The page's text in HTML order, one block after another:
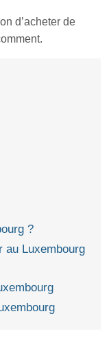
d’acheter de
?
au Luxembourg